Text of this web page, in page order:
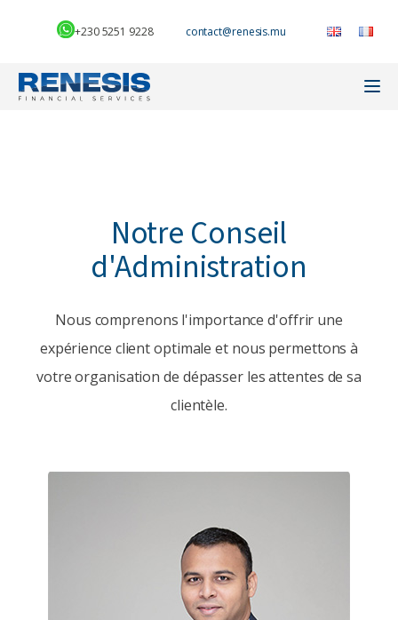
+230 5251 9228
Notre Conseil
d'Administration
Nous comprenons l'importance d'offrir une
expérience client optimale et nous permettons à
votre organisation de dépasser les attentes de sa
clientèle.